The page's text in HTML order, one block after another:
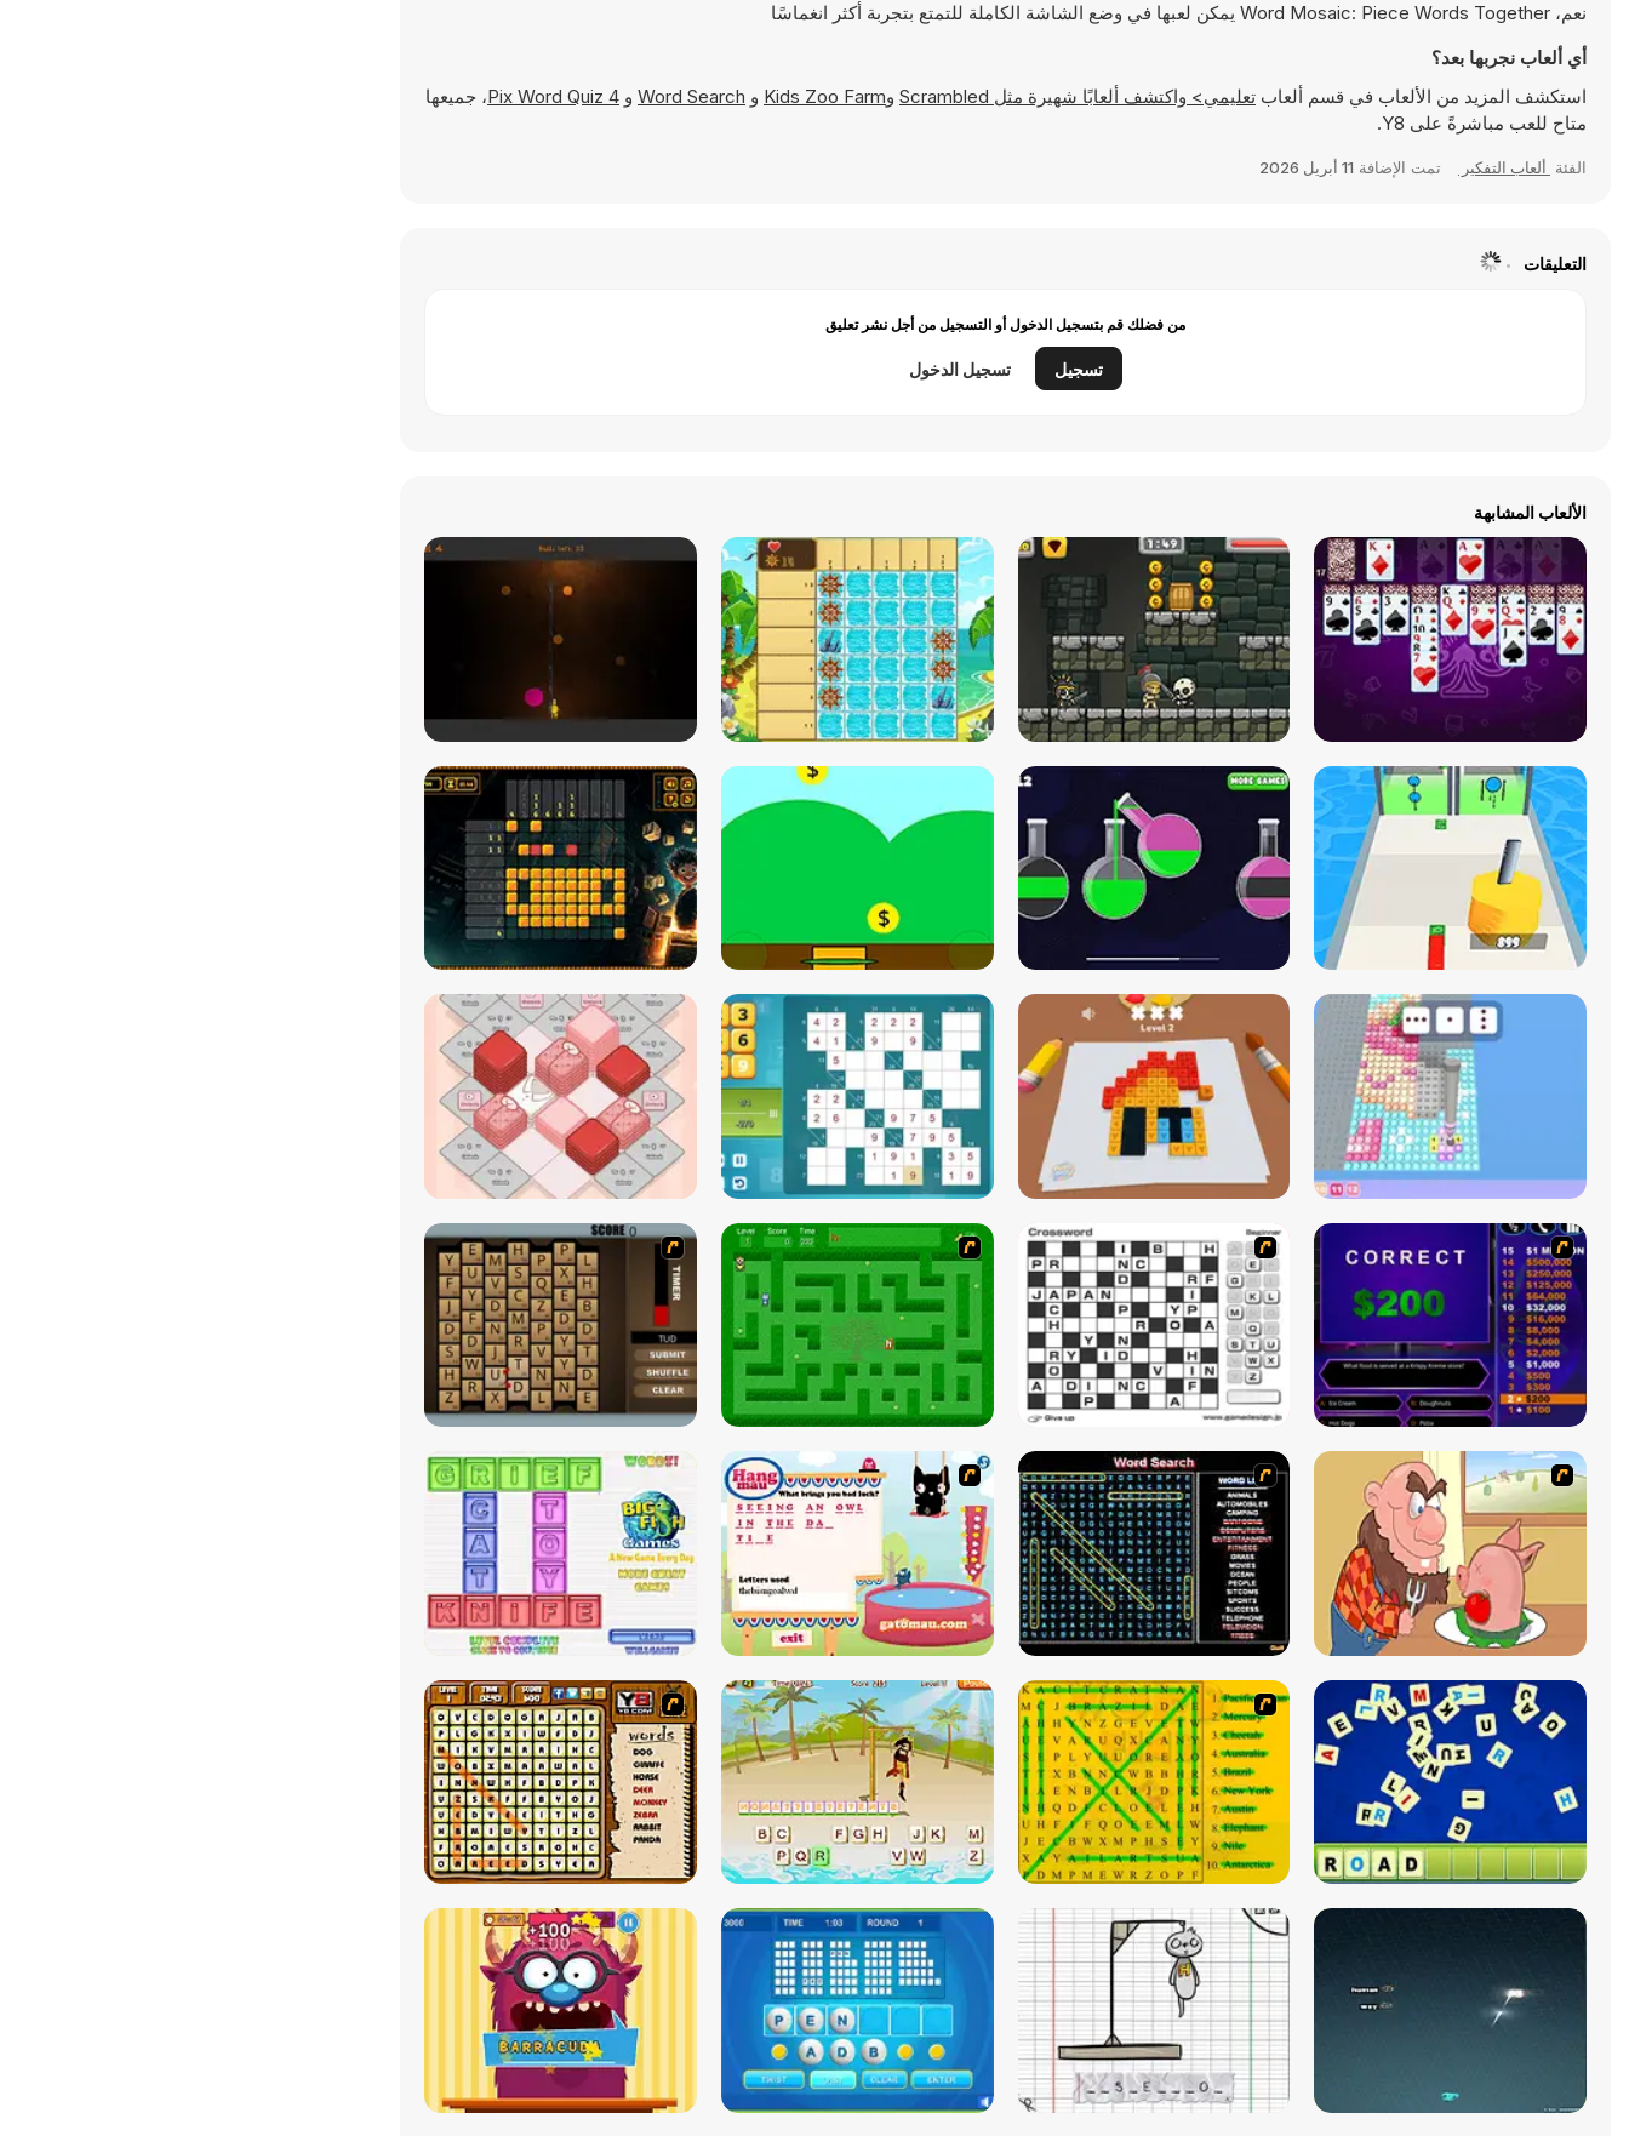
نعم، Word Mosaic: Piece Words Together يمكن لعبها في وضع الشاشة الكاملة للتمتع بتجربة أكثر انغماسًا
أي ألعاب نجربها بعد؟
استكشف المزيد من الألعاب في قسم ألعاب تعليمي> واكتشف ألعابًا شهيرة مثل Scrambled وKids Zoo Farm و Word Search و 4 Pix Word Quiz
، جميعها
متاح للعب مباشرةً على Y8.
الفئة ألعاب التفكير تمت الإضافة 11 أبريل 2026
التعليقات
من فضلك قم بتسجيل الدخول أو التسجيل من أجل نشر تعليق
تسجيل تسجيل الدخول
الألعاب المشابهة